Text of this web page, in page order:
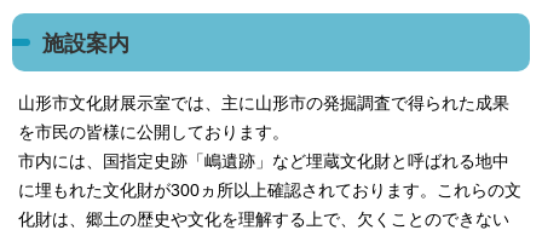
施設案内
山形市文化財展示室では、主に山形市の発掘調査で得られた成果
を市民の皆様に公開しております。
市内には、国指定史跡「嶋遺跡」など埋蔵文化財と呼ばれる地中
に埋もれた文化財が300ヵ所以上確認されております。これらの文
化財は、郷土の歴史や文化を理解する上で、欠くことのできない